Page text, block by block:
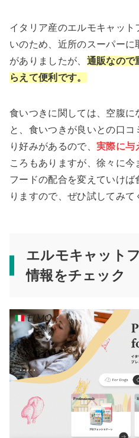
イタリア産のエルモキャット
いのため、近所のスーパーに
がありましたが、 通販なので
らえて便利です。
食いつきに関しては、空腹に
と、食いつきが良いとの口
り好みがあるので、 実際に与
ころもありますが、徐々に今
フードの配合を変えていけば
りますので、ぜひ試してみて
エルモキャット
情報をチェック